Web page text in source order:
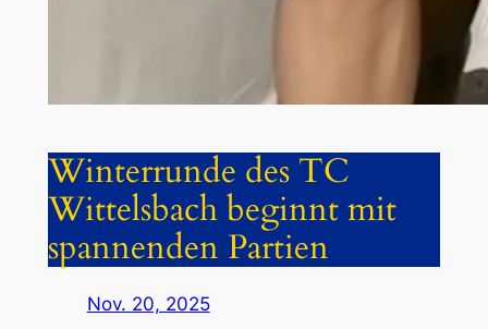
Winterrunde des TC
Wittelsbach beginnt mit
spannenden Partien
Nov. 20, 2025